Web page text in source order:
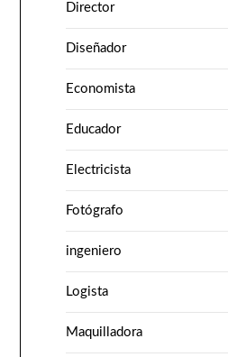
Director
Diseñador
Economista
Educador
Electricista
Fotógrafo
ingeniero
Logista
Maquilladora